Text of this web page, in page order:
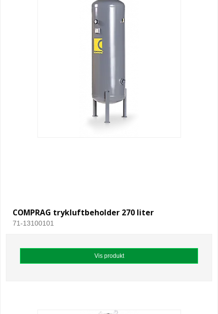
COMPRAG trykluftbeholder 270 liter
71-13100101
Vis produkt